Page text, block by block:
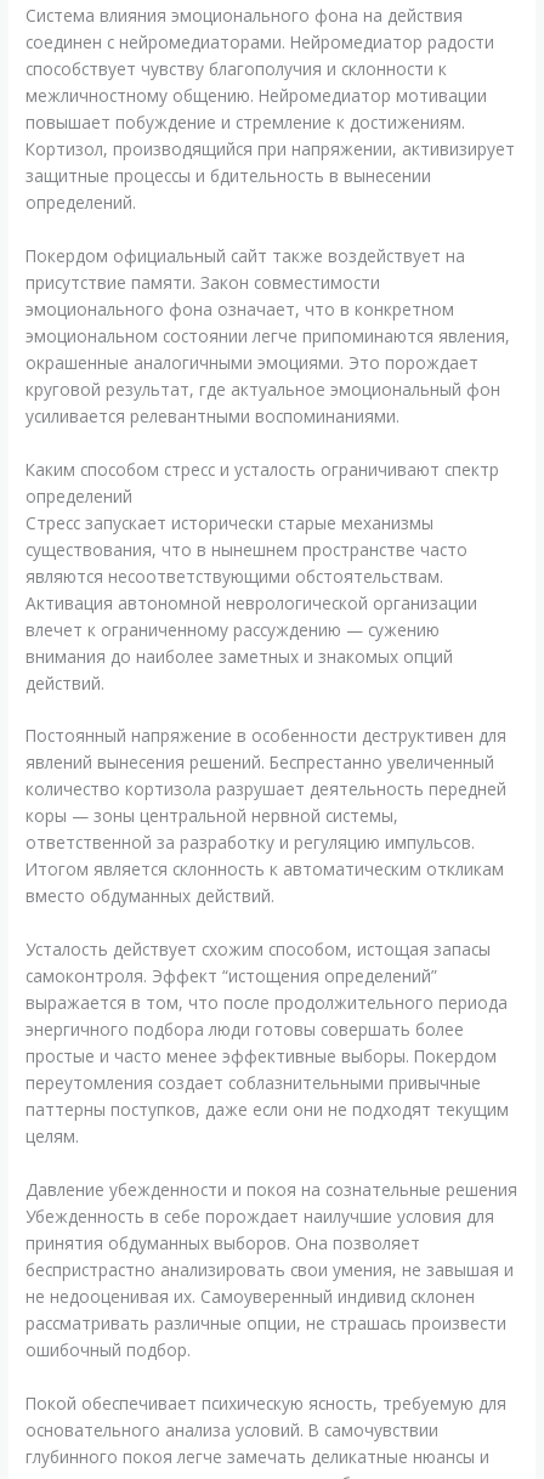
Система влияния эмоционального фона на действия
соединен с нейромедиаторами. Нейромедиатор радости
способствует чувству благополучия и склонности к
межличностному общению. Нейромедиатор мотивации
повышает побуждение и стремление к достижениям.
Кортизол, производящийся при напряжении, активизирует
защитные процессы и бдительность в вынесении
определений.
Покердом официальный сайт также воздействует на
присутствие памяти. Закон совместимости
эмоционального фона означает, что в конкретном
эмоциональном состоянии легче припоминаются явления,
окрашенные аналогичными эмоциями. Это порождает
круговой результат, где актуальное эмоциональный фон
усиливается релевантными воспоминаниями.
Каким способом стресс и усталость ограничивают спектр
определений
Стресс запускает исторически старые механизмы
существования, что в нынешнем пространстве часто
являются несоответствующими обстоятельствам.
Активация автономной неврологической организации
влечет к ограниченному рассуждению — сужению
внимания до наиболее заметных и знакомых опций
действий.
Постоянный напряжение в особенности деструктивен для
явлений вынесения решений. Беспрестанно увеличенный
количество кортизола разрушает деятельность передней
коры — зоны центральной нервной системы,
ответственной за разработку и регуляцию импульсов.
Итогом является склонность к автоматическим откликам
вместо обдуманных действий.
Усталость действует схожим способом, истощая запасы
самоконтроля. Эффект “истощения определений”
выражается в том, что после продолжительного периода
энергичного подбора люди готовы совершать более
простые и часто менее эффективные выборы. Покердом
переутомления создает соблазнительными привычные
паттерны поступков, даже если они не подходят текущим
целям.
Давление убежденности и покоя на сознательные решения
Убежденность в себе порождает наилучшие условия для
принятия обдуманных выборов. Она позволяет
беспристрастно анализировать свои умения, не завышая и
не недооценивая их. Самоуверенный индивид склонен
рассматривать различные опции, не страшась произвести
ошибочный подбор.
Покой обеспечивает психическую ясность, требуемую для
основательного анализа условий. В самочувствии
глубинного покоя легче замечать деликатные нюансы и